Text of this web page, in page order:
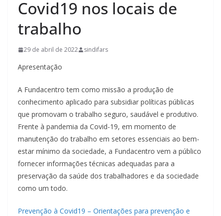
Covid19 nos locais de
trabalho
29 de abril de 2022 sindifars
Apresentação
A Fundacentro tem como missão a produção de
conhecimento aplicado para subsidiar políticas públicas
que promovam o trabalho seguro, saudável e produtivo.
Frente à pandemia da Covid-19, em momento de
manutenção do trabalho em setores essenciais ao bem-
estar mínimo da sociedade, a Fundacentro vem a público
fornecer informações técnicas adequadas para a
preservação da saúde dos trabalhadores e da sociedade
como um todo.
Prevenção à Covid19 – Orientações para prevenção e